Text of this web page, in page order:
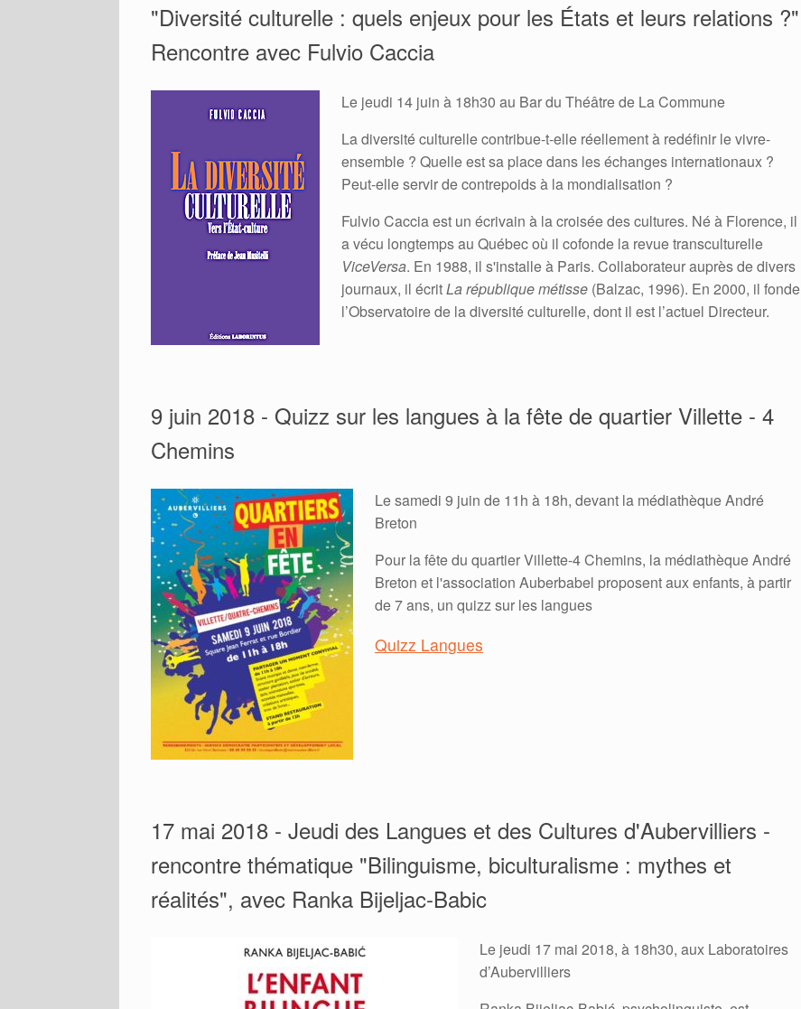
"Diversité culturelle : quels enjeux pour les États et leurs relations ?"
Rencontre avec Fulvio Caccia
Le jeudi 14 juin à 18h30 au Bar du Théâtre de La Commune
La diversité culturelle contribue-t-elle réellement à redéfinir le vivre-
ensemble ? Quelle est sa place dans les échanges internationaux ?
Peut-elle servir de contrepoids à la mondialisation ?
Fulvio Caccia est un écrivain à la croisée des cultures. Né à Florence, il
a vécu longtemps au Québec où il cofonde la revue transculturelle
ViceVersa. En 1988, il s'installe à Paris. Collaborateur auprès de divers
journaux, il écritLa république métisse (Balzac, 1996). En 2000, il fonde
l’Observatoire de la diversité culturelle, dont il est l’actuel Directeur.
9 juin 2018 - Quizz sur les langues à la fête de quartier Villette - 4
Chemins
Le samedi 9 juin de 11h à 18h, devant la médiathèque André
Breton
Pour la fête du quartier Villette-4 Chemins, la médiathèque André
Breton et l'association Auberbabel proposent aux enfants, à partir
de 7 ans, un quizz sur les langues
Quizz Langues
17 mai 2018 - Jeudi des Langues et des Cultures d'Aubervilliers -
rencontre thématique "Bilinguisme, biculturalisme : mythes et
réalités", avec Ranka Bijeljac-Babic
Le jeudi 17 mai 2018, à 18h30, aux Laboratoires
d’Aubervilliers